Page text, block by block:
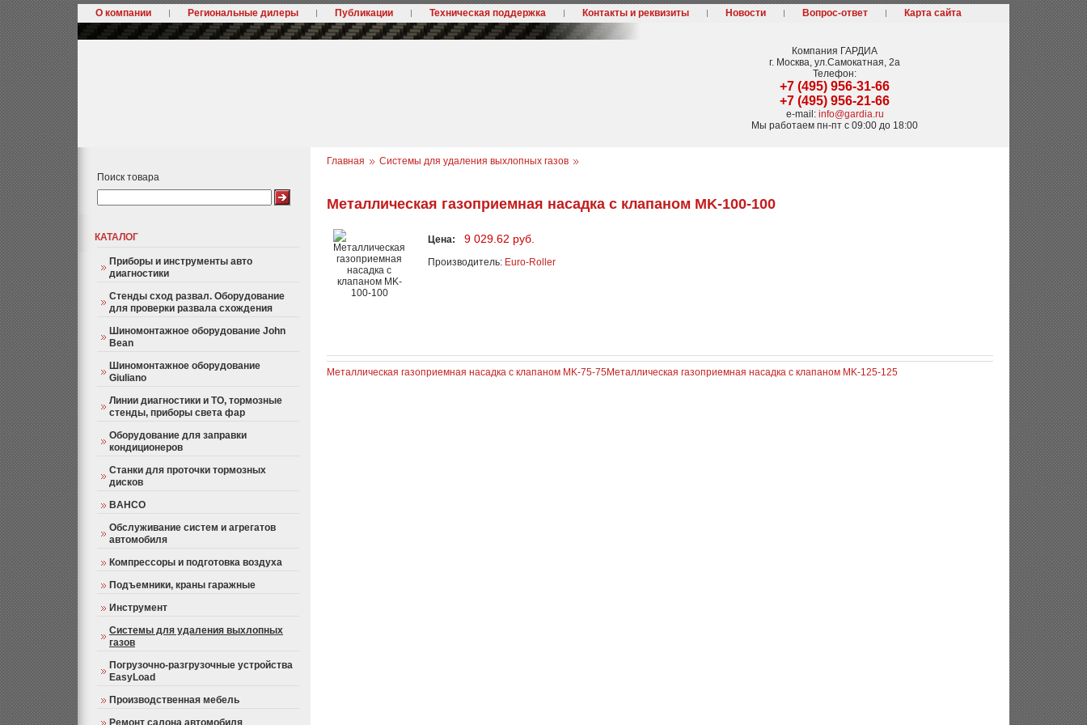
О компании Региональные дилеры Публикации Техническая поддержка Контакты и реквизиты Новости Вопрос-ответ Карта сайта
Компания ГАРДИА
г. Москва, ул.Самокатная, 2а
Телефон:
+7 (495) 956-31-66
+7 (495) 956-21-66
e-mail: info@gardia.ru
Мы работаем пн-пт с 09:00 до 18:00
Поиск товара
КАТАЛОГ
Приборы и инструменты авто
диагностики
Стенды сход развал. Оборудование
для проверки развала схождения
Шиномонтажное оборудование John
Bean
Шиномонтажное оборудование
Giuliano
Линии диагностики и ТО, тормозные
стенды, приборы света фар
Оборудование для заправки
кондиционеров
Станки для проточки тормозных
дисков
BAHCO
Обслуживание систем и агрегатов
автомобиля
Компрессоры и подготовка воздуха
Подъемники, краны гаражные
Инструмент
Системы для удаления выхлопных
газов
Погрузочно-разгрузочные устройства
EasyLoad
Производственная мебель
Ремонт салона автомобиля
Главная Системы для удаления выхлопных газов
Металлическая газоприемная насадка с клапаном MK-100-100
Цена: 9 029.62 руб.
Производитель: Euro-Roller
Металлическая газоприемная насадка с клапаном MK-75-75Металлическая газоприемная насадка с клапаном MK-125-125